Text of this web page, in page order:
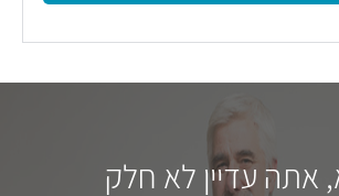
אתה עדיין לא חלק